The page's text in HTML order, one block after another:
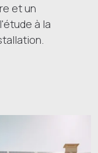
et un
à la